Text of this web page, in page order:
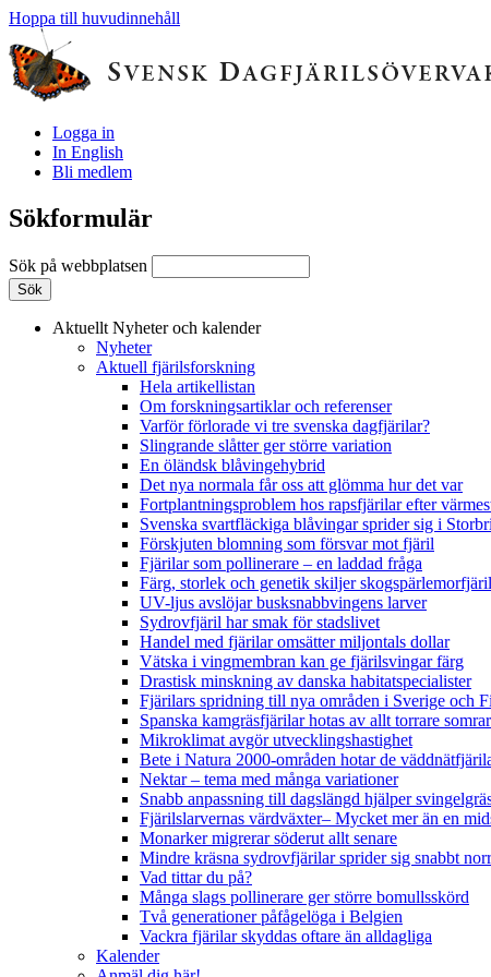
Hoppa till huvudinnehåll
Logga in
In English
Bli medlem
Sökformulär
Sök på webbplatsen
Aktuellt Nyheter och kalender
Nyheter
Aktuell fjärilsforskning
Hela artikellistan
Om forskningsartiklar och referenser
Varför förlorade vi tre svenska dagfjärilar?
Slingrande slåtter ger större variation
En öländsk blåvingehybrid
Det nya normala får oss att glömma hur det var
Fortplantningsproblem hos rapsfjärilar efter
Svenska svartfläckiga blåvingar sprider sig i
Förskjuten blomning som försvar mot fjäril
Fjärilar som pollinerare – en laddad fråga
Färg, storlek och genetik skiljer
UV-ljus avslöjar busksnabbvingens larver
Sydrovfjäril har smak för stadslivet
Handel med fjärilar omsätter miljontals dollar
Vätska i vingmembran kan ge fjärilsvingar färg
Drastisk minskning av danska habitatspecialister
Fjärilars spridning till nya områden i Sverige och
Spanska kamgräsfjärilar hotas av allt torrare somrar
Mikroklimat avgör utvecklingshastighet
Bete i Natura 2000-områden hotar de
Nektar – tema med många variationer
Snabb anpassning till dagslängd hjälper
Fjärilslarvernas värdväxter– Mycket mer än en
Monarker migrerar söderut allt senare
Mindre kräsna sydrovfjärilar sprider sig snabbt
Vad tittar du på?
Många slags pollinerare ger större bomullsskörd
Två generationer påfågelöga i Belgien
Vackra fjärilar skyddas oftare än alldagliga
Kalender